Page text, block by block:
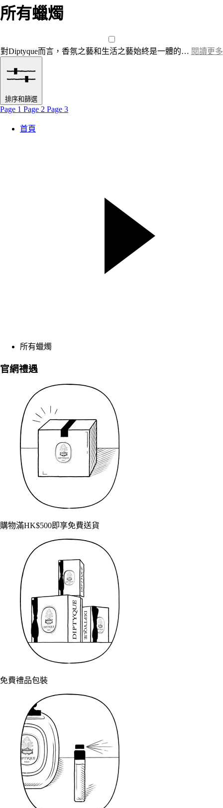
所有蠟燭
對Diptyque而言，香氛之藝和生活之藝始終是一體的… 閱讀更多
排序和篩選
Page 1 Page 2 Page 3
首頁
所有蠟燭
官網禮遇
購物滿HK$500即享免費送貨
免費禮品包裝